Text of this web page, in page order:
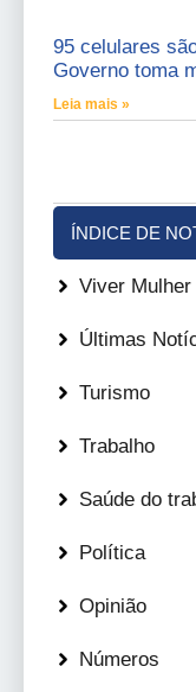
95 celulares
Governo toma
Leia mais »
ÍNDICE DE
Viver Mulher
Últimas
Turismo
Trabalho
Saúde do
Política
Opinião
Números